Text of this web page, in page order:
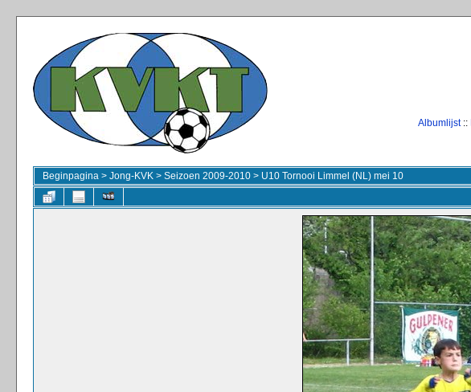
Albumlijst::
Beginpagina > Jong-KVK > Seizoen 2009-2010 > U10 Tornooi Limmel (NL) mei 10